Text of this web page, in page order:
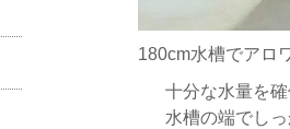
180cm水槽でアロ
十分な水量を
水槽の端でし